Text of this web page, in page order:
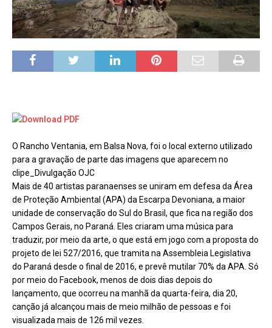
O Rancho Ventania, em Balsa Nova, foi o local externo utilizado
para a gravação de parte das imagens que aparecem no
clipe_Divulgação OJC
Mais de 40 artistas paranaenses se uniram em defesa da Área
de Proteção Ambiental (APA) da Escarpa Devoniana, a maior
unidade de conservação do Sul do Brasil, que fica na região dos
Campos Gerais, no Paraná. Eles criaram uma música para
traduzir, por meio da arte, o que está em jogo com a proposta do
projeto de lei 527/2016, que tramita na Assembleia Legislativa
do Paraná desde o final de 2016, e prevê mutilar 70% da APA. Só
por meio do Facebook, menos de dois dias depois do
lançamento, que ocorreu na manhã da quarta-feira, dia 20,
canção já alcançou mais de meio milhão de pessoas e foi
visualizada mais de 126 mil vezes.